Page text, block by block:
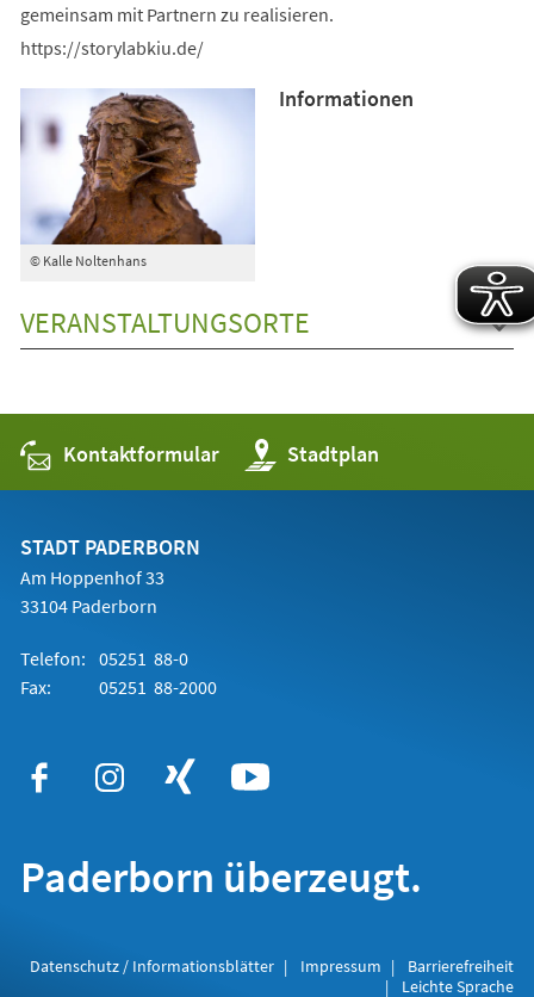
gemeinsam mit Partnern zu realisieren.
https://storylabkiu.de/
© Kalle Noltenhans
Informationen
VERANSTALTUNGSORTE
Kontaktformular Stadtplan
(Öffnet
in
einem
STADT PADERBORN
Am Hoppenhof 33
33104 Paderborn
Telefon: 05251 88-0
Fax:
05251 88-2000
Paderborn überzeugt.
Datenschutz / Informationsblätter Impressum
Barrierefreiheit
Leichte Sprache